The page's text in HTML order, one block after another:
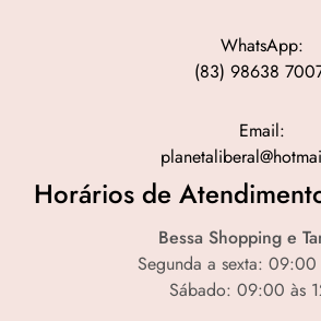
WhatsApp:
(83) 98638
Email:
Horários de
Bessa Shopping e
Segunda a sexta:
Sábado: 09:00 às